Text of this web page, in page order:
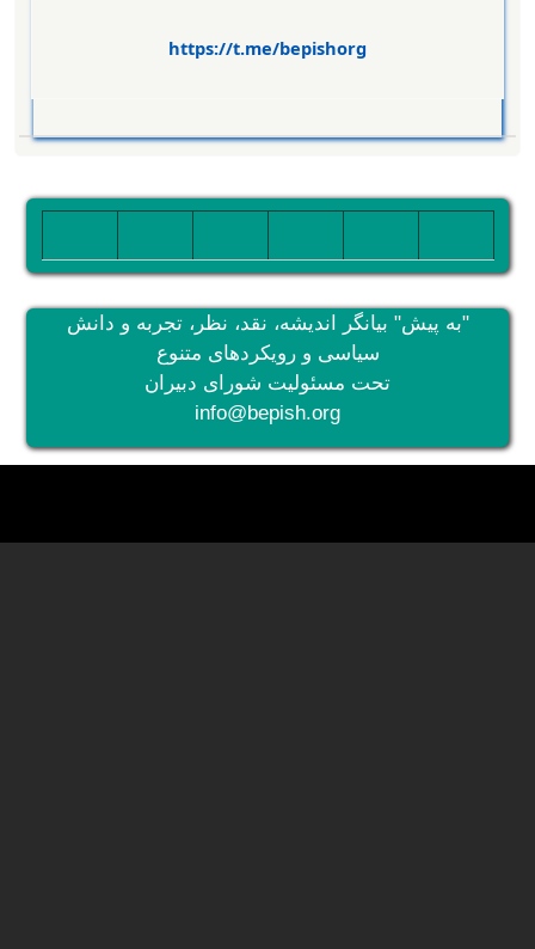
https://t.me/bepishorg
"به پیش" بیانگر اندیشه، نقد، نظر، تجربه و دانش
سیاسی و رویکردهای متنوع
تحت مسئولیت شورای دبیران
info@bepish.org